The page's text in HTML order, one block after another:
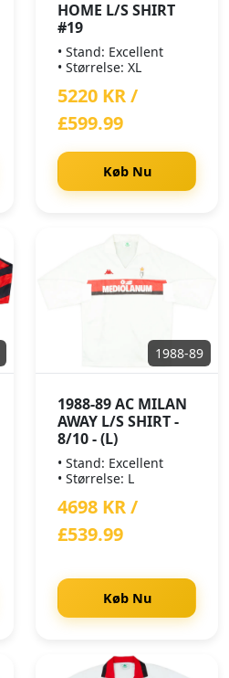
HOME L/S SHIRT
#19
• Stand: Excellent
• Størrelse: XL
5220 KR /
£599.99
Køb Nu
1988-89
1988-89 AC MILAN
AWAY L/S SHIRT -
8/10 - (L)
• Stand: Excellent
• Størrelse: L
4698 KR /
£539.99
Køb Nu